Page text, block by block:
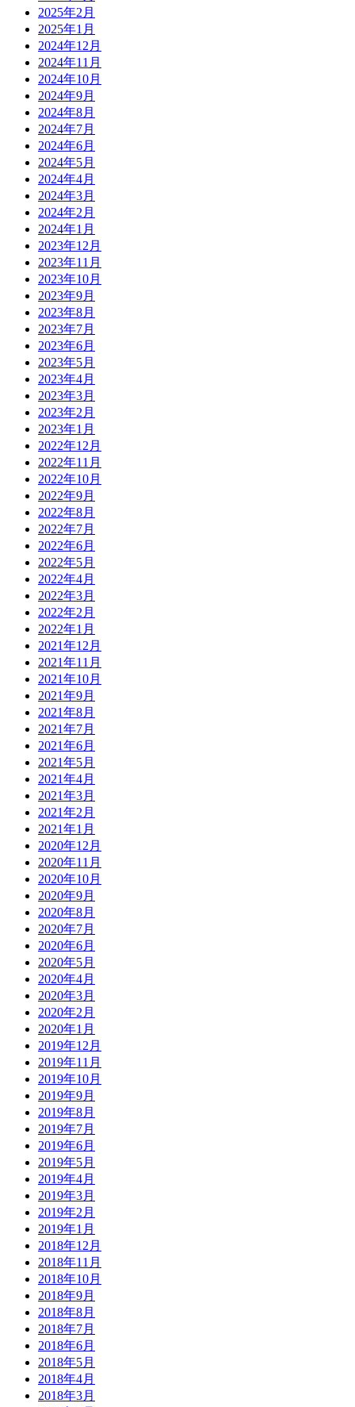
2025年2月
2025年1月
2024年12月
2024年11月
2024年10月
2024年9月
2024年8月
2024年7月
2024年6月
2024年5月
2024年4月
2024年3月
2024年2月
2024年1月
2023年12月
2023年11月
2023年10月
2023年9月
2023年8月
2023年7月
2023年6月
2023年5月
2023年4月
2023年3月
2023年2月
2023年1月
2022年12月
2022年11月
2022年10月
2022年9月
2022年8月
2022年7月
2022年6月
2022年5月
2022年4月
2022年3月
2022年2月
2022年1月
2021年12月
2021年11月
2021年10月
2021年9月
2021年8月
2021年7月
2021年6月
2021年5月
2021年4月
2021年3月
2021年2月
2021年1月
2020年12月
2020年11月
2020年10月
2020年9月
2020年8月
2020年7月
2020年6月
2020年5月
2020年4月
2020年3月
2020年2月
2020年1月
2019年12月
2019年11月
2019年10月
2019年9月
2019年8月
2019年7月
2019年6月
2019年5月
2019年4月
2019年3月
2019年2月
2019年1月
2018年12月
2018年11月
2018年10月
2018年9月
2018年8月
2018年7月
2018年6月
2018年5月
2018年4月
2018年3月